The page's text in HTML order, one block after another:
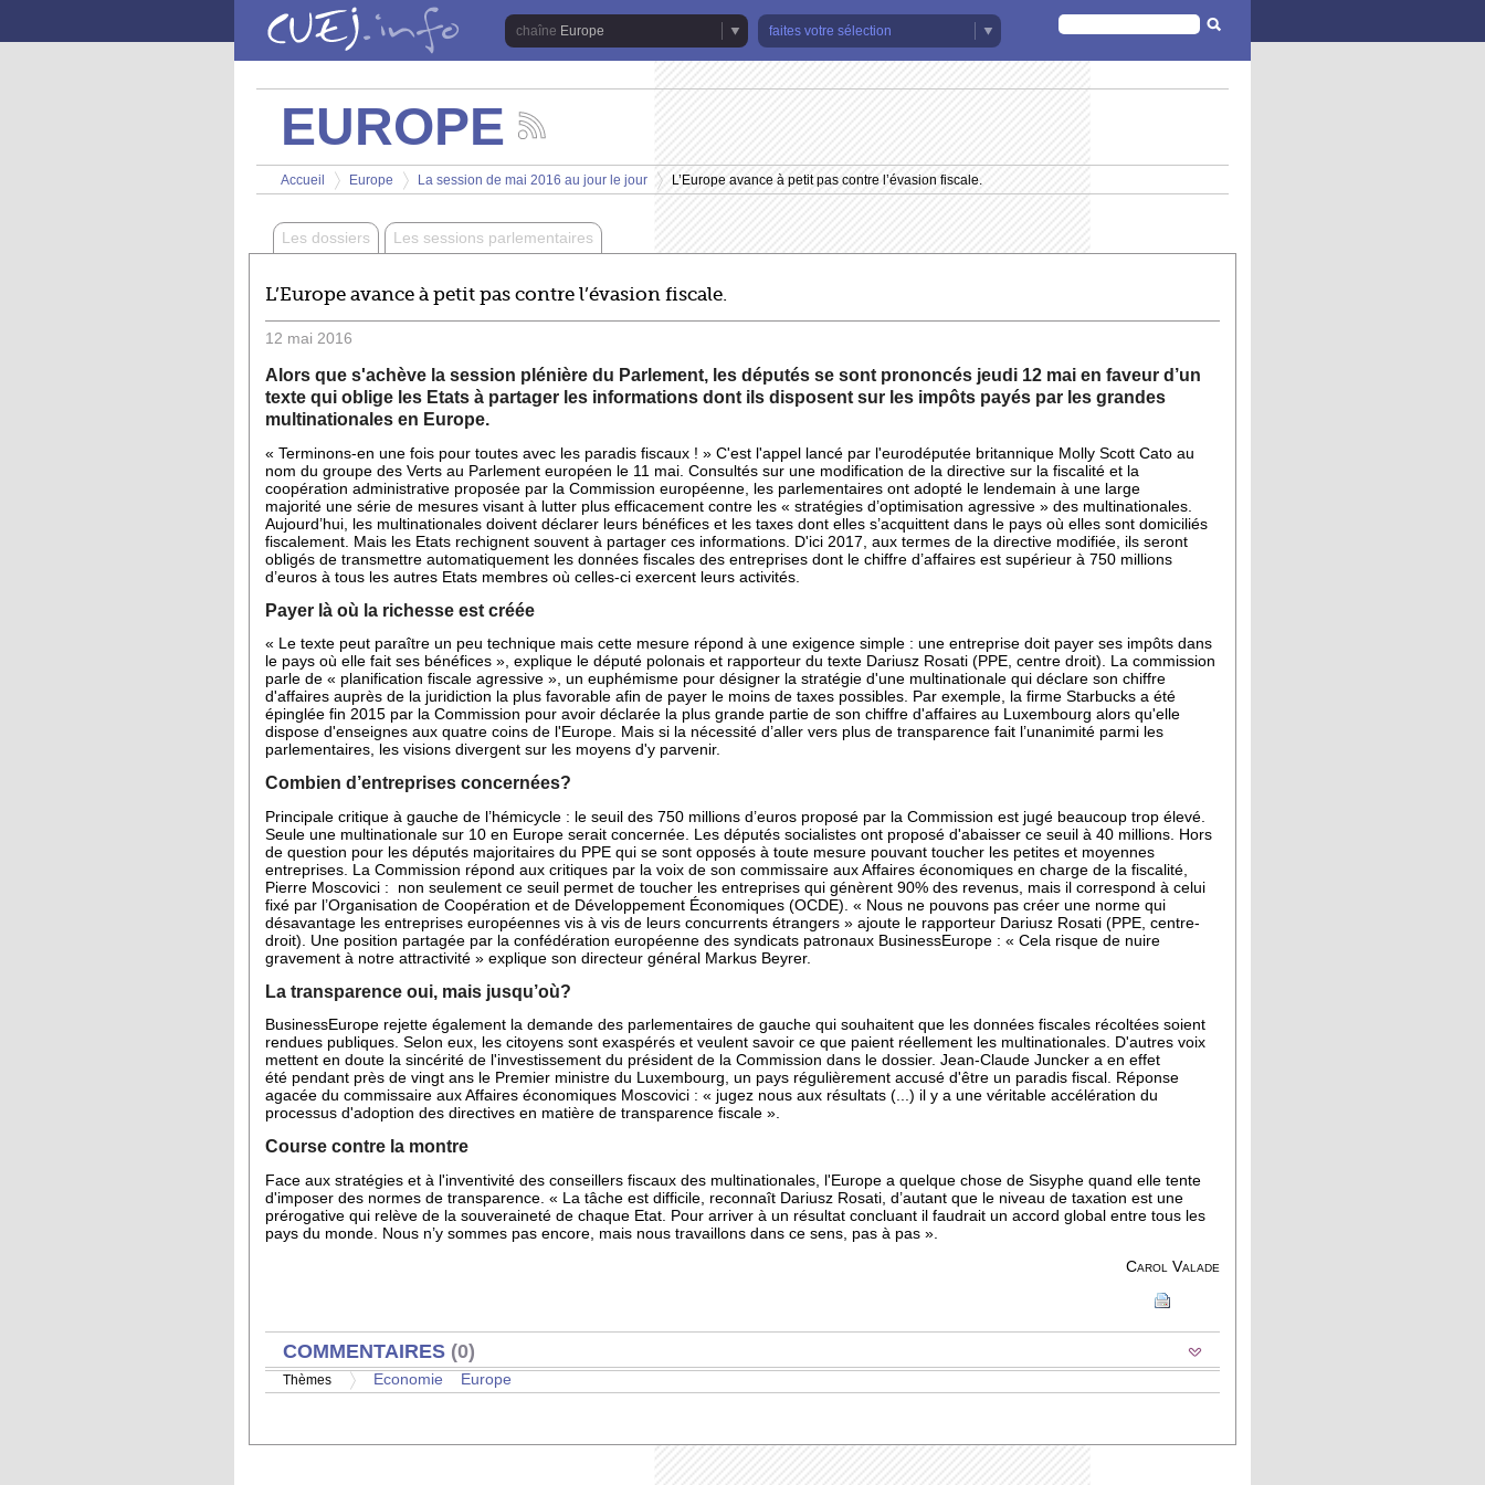
Europe
faites votre sélection
FORMULAIRE
DE
RECHERCHE
EUROPE
les
actualités
de
chaîne
Europe
Vous êtes ici
Accueil
>
Europe
>
La session de mai 2016 au jour le jour
>
L’Europe avance à petit pas contre l’évasion fiscale.
Les dossiers Les sessions parlementaires
L’Europe avance à petit pas contre l’évasion fiscale.
12 mai 2016
Alors que s'achève la session plénière du Parlement, les députés se sont prononcés jeudi 12 mai en faveur d’un
texte qui oblige les Etats à partager les informations dont ils disposent sur les impôts payés par les grandes
multinationales en Europe.
« Terminons-en une fois pour toutes avec les paradis fiscaux ! » C'est l'appel lancé par l'eurodéputée britannique Molly Scott Cato au
nom du groupe des Verts au Parlement européen le 11 mai. Consultés sur une modification de la directive sur la fiscalité et la
coopération administrative proposée par la Commission européenne, les parlementaires ont adopté le lendemain à une large
majorité une série de mesures visant à lutter plus efficacement contre les « stratégies d’optimisation agressive » des multinationales.
Aujourd’hui, les multinationales doivent déclarer leurs bénéfices et les taxes dont elles s’acquittent dans le pays où elles sont domiciliés
fiscalement. Mais les Etats rechignent souvent à partager ces informations. D'ici 2017, aux termes de la directive modifiée, ils seront
obligés de transmettre automatiquement les données fiscales des entreprises dont le chiffre d’affaires est supérieur à 750 millions
d’euros à tous les autres Etats membres où celles-ci exercent leurs activités.
Payer là où la richesse est créée
« Le texte peut paraître un peu technique mais cette mesure répond à une exigence simple : une entreprise doit payer ses impôts dans
le pays où elle fait ses bénéfices », explique le député polonais et rapporteur du texte Dariusz Rosati (PPE, centre droit). La commission
parle de « planification fiscale agressive », un euphémisme pour désigner la stratégie d'une multinationale qui déclare son chiffre
d'affaires auprès de la juridiction la plus favorable afin de payer le moins de taxes possibles. Par exemple, la firme Starbucks a été
épinglée fin 2015 par la Commission pour avoir déclarée la plus grande partie de son chiffre d'affaires au Luxembourg alors qu'elle
dispose d'enseignes aux quatre coins de l'Europe. Mais si la nécessité d’aller vers plus de transparence fait l’unanimité parmi les
parlementaires, les visions divergent sur les moyens d'y parvenir.
Combien d’entreprises concernées?
Principale critique à gauche de l’hémicycle : le seuil des 750 millions d’euros proposé par la Commission est jugé beaucoup trop élevé.
Seule une multinationale sur 10 en Europe serait concernée. Les députés socialistes ont proposé d'abaisser ce seuil à 40 millions. Hors
de question pour les députés majoritaires du PPE qui se sont opposés à toute mesure pouvant toucher les petites et moyennes
entreprises. La Commission répond aux critiques par la voix de son commissaire aux Affaires économiques en charge de la fiscalité,
Pierre Moscovici : non seulement ce seuil permet de toucher les entreprises qui génèrent 90% des revenus, mais il correspond à celui
fixé par l’Organisation de Coopération et de Développement Économiques (OCDE). « Nous ne pouvons pas créer une norme qui
désavantage les entreprises européennes vis à vis de leurs concurrents étrangers » ajoute le rapporteur Dariusz Rosati (PPE, centre-
droit). Une position partagée par la confédération européenne des syndicats patronaux BusinessEurope : « Cela risque de nuire
gravement à notre attractivité » explique son directeur général Markus Beyrer.
La transparence oui, mais jusqu’où?
BusinessEurope rejette également la demande des parlementaires de gauche qui souhaitent que les données fiscales récoltées soient
rendues publiques. Selon eux, les citoyens sont exaspérés et veulent savoir ce que paient réellement les multinationales. D'autres voix
mettent en doute la sincérité de l'investissement du président de la Commission dans le dossier. Jean-Claude Juncker a en effet
été pendant près de vingt ans le Premier ministre du Luxembourg, un pays régulièrement accusé d'être un paradis fiscal. Réponse
agacée du commissaire aux Affaires économiques Moscovici : « jugez nous aux résultats (...) il y a une véritable accélération du
processus d'adoption des directives en matière de transparence fiscale ».
Course contre la montre
Face aux stratégies et à l'inventivité des conseillers fiscaux des multinationales, l'Europe a quelque chose de Sisyphe quand elle tente
d'imposer des normes de transparence. « La tâche est difficile, reconnaît Dariusz Rosati, d’autant que le niveau de taxation est une
prérogative qui relève de la souveraineté de chaque Etat. Pour arriver à un résultat concluant il faudrait un accord global entre tous les
pays du monde. Nous n’y sommes pas encore, mais nous travaillons dans ce sens, pas à pas ».
Carol Valade
AFFICHER
COMMENTAIRES (0)
Thèmes Economie Europe